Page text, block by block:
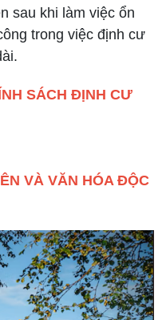
sau khi làm việc ổn
trong việc định cư
SÁCH ĐỊNH CƯ
VÀ VĂN HÓA ĐỘC